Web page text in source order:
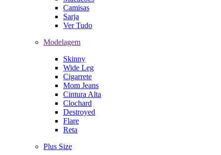
Camisas
Sarja
Ver Tudo
Modelagem
Skinny
Wide Leg
Cigarrete
Mom Jeans
Cintura Alta
Clochard
Destroyed
Flare
Reta
Plus Size